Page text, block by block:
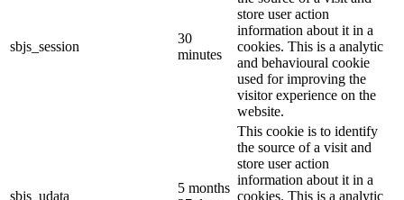
sbjs_session
30
minutes
store user action
information about it in a
cookies. This is a analytic
and behavioural cookie
used for improving the
visitor experience on the
website.
sbjs_udata
5 months
This cookie is to identify
the source of a visit and
store user action
information about it in a
cookies. This is a analytic